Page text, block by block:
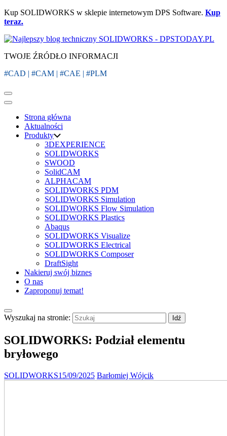
Kup SOLIDWORKS w sklepie internetowym DPS Software. Kup
teraz.
TWOJE ŹRÓDŁO INFORMACJI
#CAD | #CAM | #CAE | #PLM
Strona główna
Aktualności
Produkty
3DEXPERIENCE
SOLIDWORKS
SWOOD
SolidCAM
ALPHACAM
SOLIDWORKS PDM
SOLIDWORKS Simulation
SOLIDWORKS Flow Simulation
SOLIDWORKS Plastics
Abaqus
SOLIDWORKS Visualize
SOLIDWORKS Electrical
SOLIDWORKS Composer
DraftSight
Nakieruj swój biznes
O nas
Zaproponuj temat!
Wyszukaj na stronie:
SOLIDWORKS: Podział elementu
bryłowego
SOLIDWORKS15/09/2025 Barłomiej Wójcik